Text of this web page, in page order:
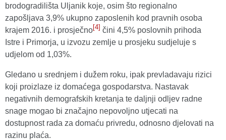
brodogradilišta Uljanik koje, osim što regionalno
zapošljava 3,9% ukupno zaposlenih kod pravnih osoba
krajem 2016. i prosječno[4] čini 4,5% poslovnih prihoda
Istre i Primorja, u izvozu zemlje u prosjeku sudjeluje s
udjelom od 1,03%.
Gledano u srednjem i dužem roku, ipak prevladavaju rizici
koji proizlaze iz domaćega gospodarstva. Nastavak
negativnih demografskih kretanja te daljnji odljev radne
snage mogao bi značajno nepovoljno utjecati na
dostupnost rada za domaću privredu, odnosno djelovati na
razinu plaća.